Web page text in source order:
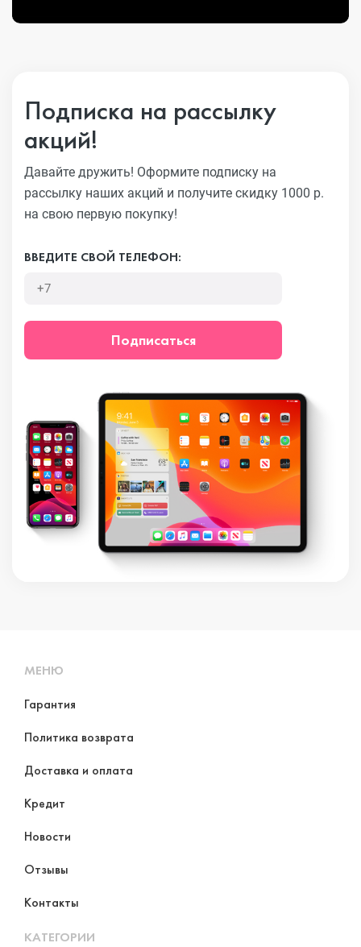
Подписка на рассылку
акций!
Давайте дружить! Оформите подписку на
рассылку наших акций и получите скидку 1000 р.
на свою первую покупку!
ВВЕДИТЕ СВОЙ ТЕЛЕФОН:
Подписаться
МЕНЮ
Гарантия
Политика возврата
Доставка и оплата
Кредит
Новости
Отзывы
Контакты
КАТЕГОРИИ